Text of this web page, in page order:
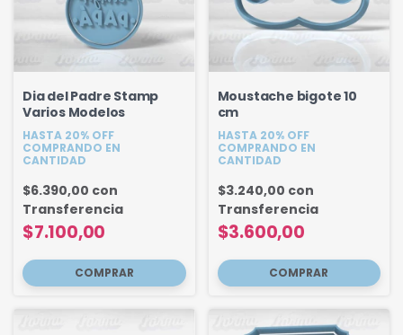
Dia del Padre Stamp
Varios Modelos
HASTA 20% OFF
COMPRANDO EN
CANTIDAD
$7.100,00
$6.390,00 con
Transferencia
Moustache bigote 10
cm
HASTA 20% OFF
COMPRANDO EN
CANTIDAD
$3.600,00
$3.240,00 con
Transferencia